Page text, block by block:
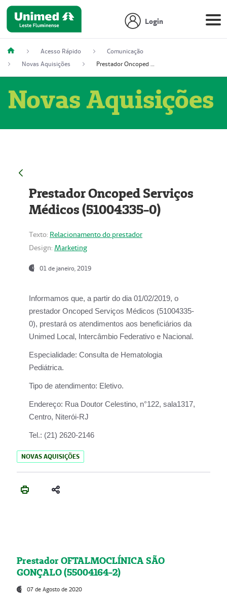
Login
Acesso Rápido
Comunicação
Novas Aquisições
Prestador Oncoped Serviços Médicos (51004335-0)
Novas Aquisições
Prestador Oncoped Serviços
Médicos (51004335-0)
Texto: Relacionamento do prestador
Design: Marketing
01 de janeiro, 2019
Informamos que, a partir do dia 01/02/2019, o
prestador Oncoped Serviços Médicos (51004335-
0), prestará os atendimentos aos beneficiários da
Unimed Local, Intercâmbio Federativo e Nacional.
Especialidade: Consulta de Hematologia
Pediátrica.
Tipo de atendimento: Eletivo.
Endereço: Rua Doutor Celestino, n°122, sala1317,
Centro, Niterói-RJ
Tel.: (21) 2620-2146
NOVAS AQUISIÇÕES
Prestador OFTALMOCLÍNICA SÃO
GONÇALO (55004164-2)
07 de Agosto de 2020